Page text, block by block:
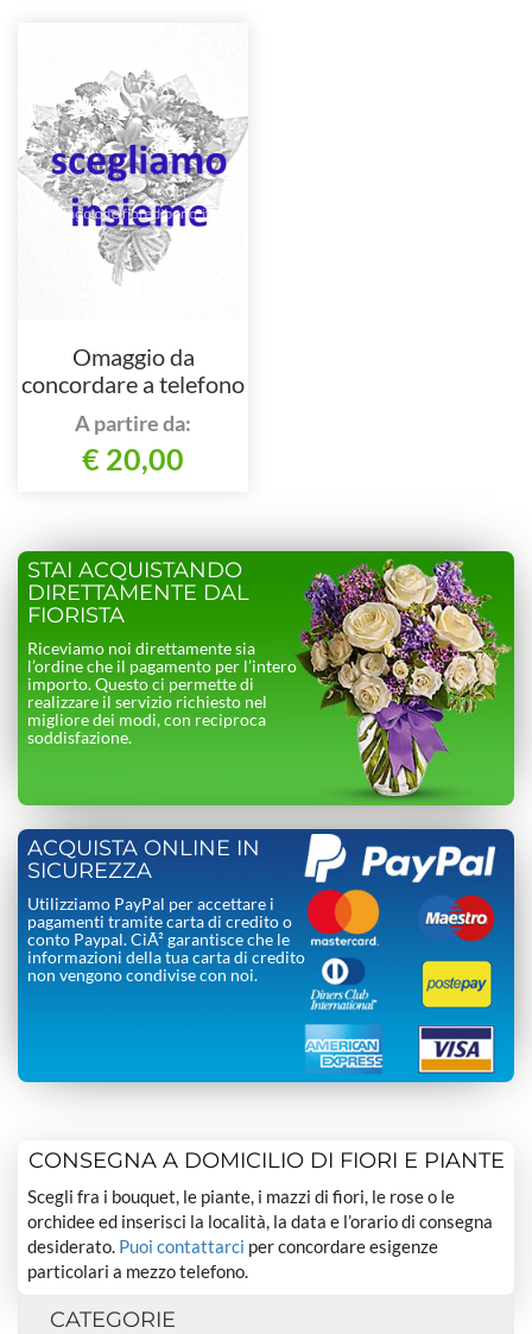
Omaggio da
concordare a telefono
allo 0918988001 o
3271381458
A partire da:
€ 20,00
STAI ACQUISTANDO
DIRETTAMENTE DAL
FIORISTA
Riceviamo noi direttamente sia
l’ordine che il pagamento per l’intero
importo. Questo ci permette di
realizzare il servizio richiesto nel
migliore dei modi, con reciproca
soddisfazione.
ACQUISTA ONLINE IN
SICUREZZA
Utilizziamo PayPal per accettare i
pagamenti tramite carta di credito o
conto Paypal. CiÃ² garantisce che le
informazioni della tua carta di credito
non vengono condivise con noi.
CONSEGNA A DOMICILIO DI FIORI E PIANTE
Scegli fra i bouquet, le piante, i mazzi di fiori, le rose o le
orchidee ed inserisci la località, la data e l’orario di consegna
desiderato. Puoi contattarci per concordare esigenze
particolari a mezzo telefono.
CATEGORIE